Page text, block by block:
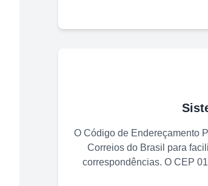
O Código de Endereçamento
Correios do Brasil para
correspondências. O CEP